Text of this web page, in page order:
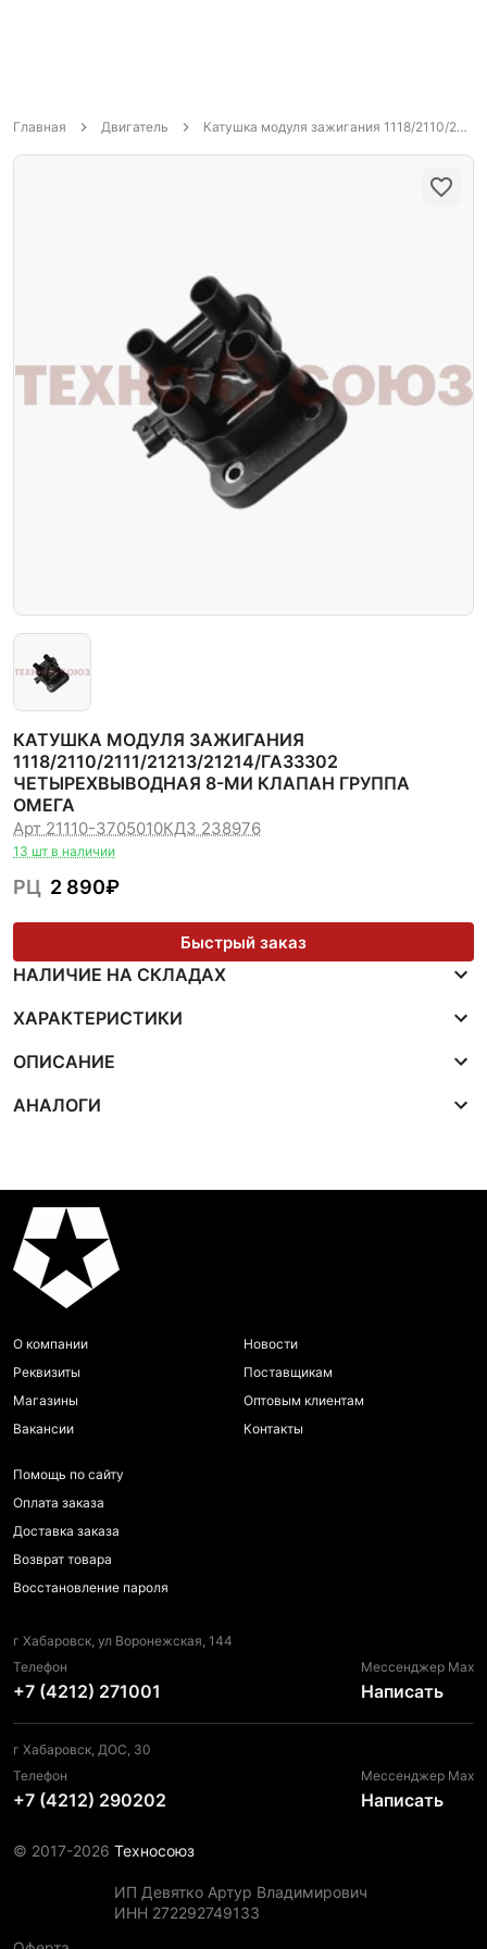
Главная Двигатель Катушка модуля зажигания 1118/2110/2111/21213/21214/ГАЗ3302 четырехвыводная 8-ми клапан Группа Омега
КАТУШКА МОДУЛЯ ЗАЖИГАНИЯ
1118/2110/2111/21213/21214/ГАЗ3302
ЧЕТЫРЕХВЫВОДНАЯ 8-МИ КЛАПАН ГРУППА
ОМЕГА
Арт 21110-3705010КДЗ 238976
13 шт в наличии
РЦ 2 890₽
Быстрый заказ
НАЛИЧИЕ НА СКЛАДАХ
ХАРАКТЕРИСТИКИ
ОПИСАНИЕ
АНАЛОГИ
О компании
Реквизиты
Магазины
Вакансии
Новости
Поставщикам
Оптовым клиентам
Контакты
Помощь по сайту
Оплата заказа
Доставка заказа
Возврат товара
Восстановление пароля
г Хабаровск, ул Воронежская, 144
Телефон
+7 (4212) 271001
Мессенджер Max
Написать
г Хабаровск, ДОС, 30
Телефон
+7 (4212) 290202
Мессенджер Max
Написать
© 2017-2026 Техносоюз
ИП Девятко Артур Владимирович
ИНН 272292749133